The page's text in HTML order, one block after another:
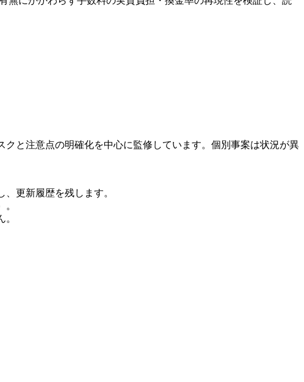
と注意点の明確化を中心に監修しています。個別事案は状況が異
更新履歴を残します。